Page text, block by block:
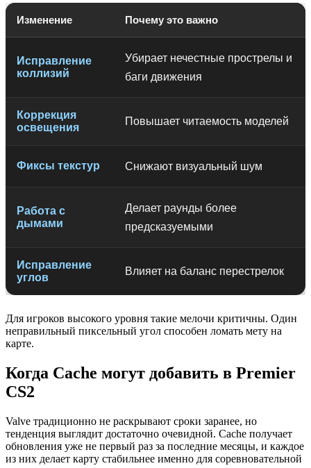
Изменение Почему это важно
Исправление
коллизий
Убирает нечестные прострелы и
баги движения
Коррекция
освещения
Повышает читаемость моделей
Фиксы текстур Снижают визуальный шум
Работа с
дымами
Делает раунды более
предсказуемыми
Исправление
углов
Влияет на баланс перестрелок
Для игроков высокого уровня такие мелочи критичны. Один
неправильный пиксельный угол способен ломать мету на
карте.
Когда Cache могут добавить в Premier
CS2
Valve традиционно не раскрывают сроки заранее, но
тенденция выглядит достаточно очевидной. Cache получает
обновления уже не первый раз за последние месяцы, и каждое
из них делает карту стабильнее именно для соревновательной